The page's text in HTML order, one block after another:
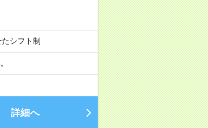
シフト制
詳細へ